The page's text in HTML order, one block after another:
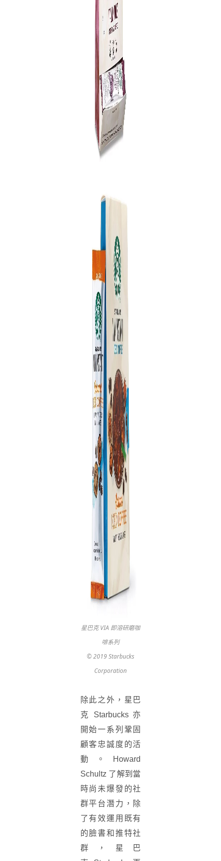
星巴克 VIA 即溶研磨咖
啡系列
© 2019 Starbucks
Corporation
除此之外， 星巴
克
Starbucks 亦
開始一系列鞏固
顧客忠誠度的活
動。 Howard
Schultz 了解到當
時尚未爆發的社
群平台潛力，除
了有效運用既有
的臉書和推特社
群， 星巴